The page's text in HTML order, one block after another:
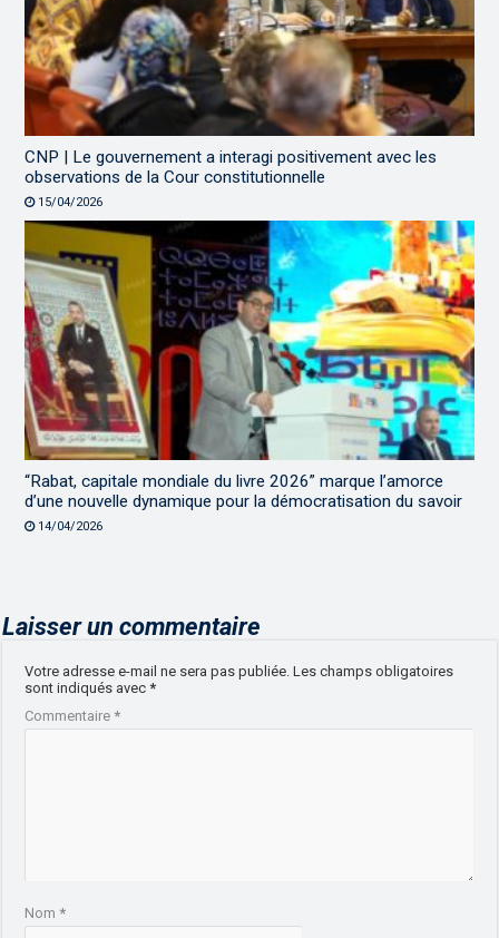
CNP | Le gouvernement a interagi positivement avec les
observations de la Cour constitutionnelle
15/04/2026
“Rabat, capitale mondiale du livre 2026” marque l’amorce
d’une nouvelle dynamique pour la démocratisation du savoir
14/04/2026
Laisser un commentaire
Votre adresse e-mail ne sera pas publiée. Les champs obligatoires
sont indiqués avec*
Commentaire*
Nom*